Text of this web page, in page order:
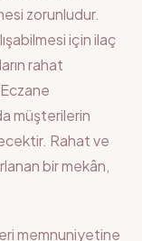
zorunludur.
için ilaç
rahat
müşterilerin
Rahat ve
bir mekân,
memnuniyetine